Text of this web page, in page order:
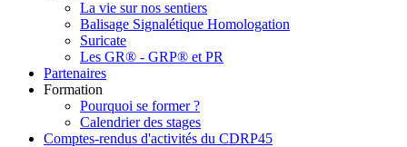
La vie sur nos sentiers
Balisage Signalétique Homologation
Suricate
Les GR® - GRP® et PR
Partenaires
Formation
Pourquoi se former ?
Calendrier des stages
Comptes-rendus d'activités du CDRP45